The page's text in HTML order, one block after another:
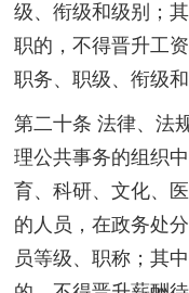
级、衔级和级别；
职的，不得晋升工
职务、职级、衔级
第二十条 法律、法
理公共事务的组织
育、科研、文化、
的人员，在政务处
员等级、职称；其